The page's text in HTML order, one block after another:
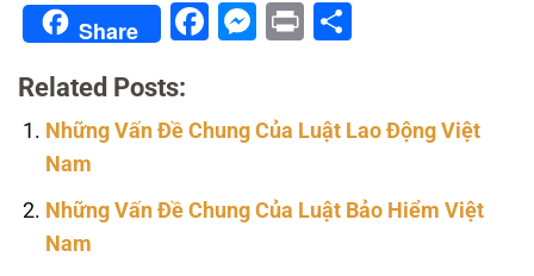
Share Facebook
Messenger
Print
Related Posts:
Những Vấn Đề Chung Của Luật Lao Động Việt
Nam
Những Vấn Đề Chung Của Luật Bảo Hiểm Việt
Nam